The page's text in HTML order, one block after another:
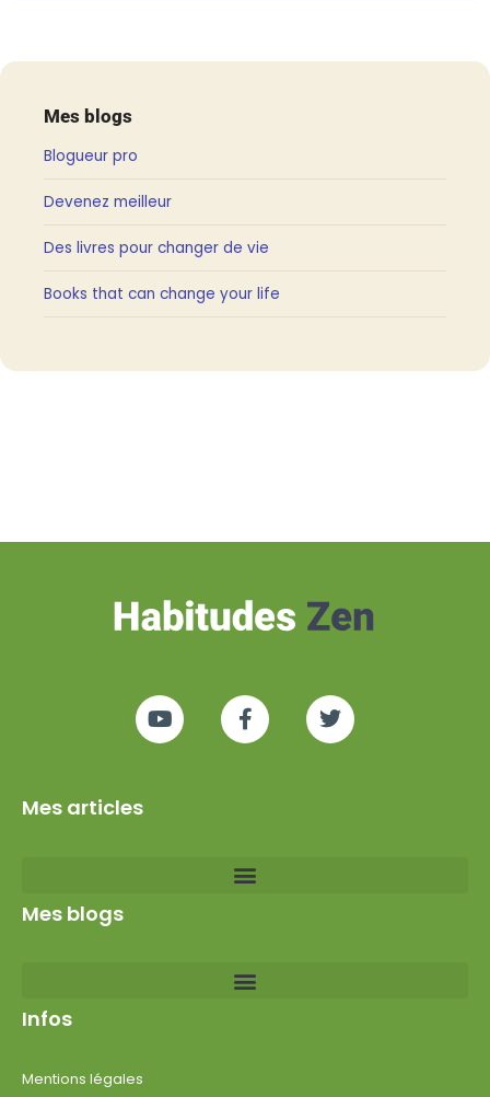
Mes blogs
Blogueur pro
Devenez meilleur
Des livres pour changer de vie
Books that can change your life
Mes articles
Mes blogs
Infos
Mentions légales